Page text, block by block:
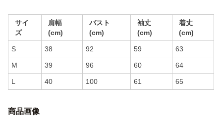
サイ
ズ
肩幅
(cm)
バスト
(cm)
袖丈
(cm)
着丈
(cm)
S 38 92 59 63
M 39 96 60 64
L 40 100 61 65
商品画像